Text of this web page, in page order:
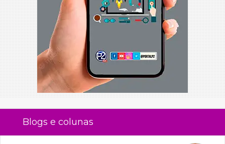
Blogs e colunas